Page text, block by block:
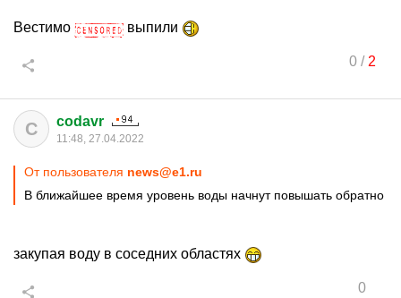
Вестимо выпили
0/ 2
C codavr
11:48, 27.04.2022
От пользователя news@e1.ru
В ближайшее время уровень воды начнут повышать обратно
закупая воду в соседних областях
0